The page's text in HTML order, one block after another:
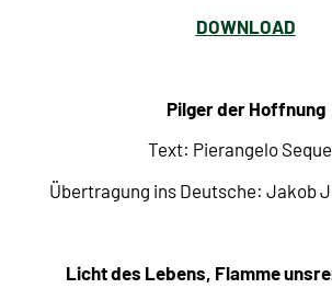
DOWNLOAD
Pilger der Hoffnung
Text: Pierangelo
Übertragung ins Deutsche: Jakob
Licht des Lebens, Flamme